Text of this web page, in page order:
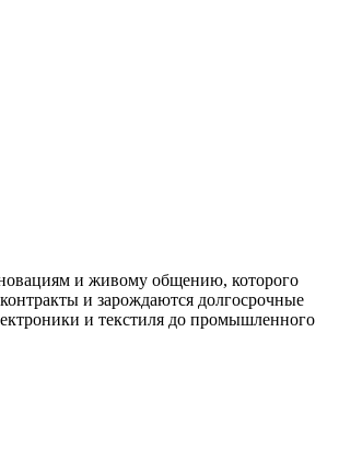
и живому общению, которого
и зарождаются долгосрочные
и текстиля до промышленного